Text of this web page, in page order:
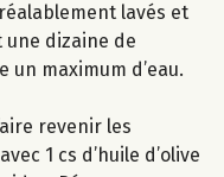
lavés et
une dizaine de
maximum d’eau.
revenir les
1 cs d’huile d’olive